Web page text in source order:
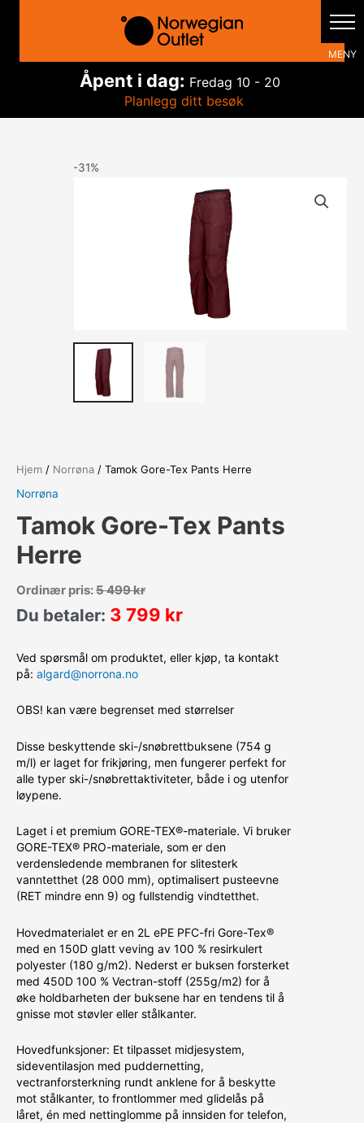
innholdet
Åpent i dag: Fredag 10 - 20
Planlegg ditt besøk
-31%
Hjem / Norrøna / Tamok Gore-Tex Pants Herre
Norrøna
Tamok Gore-Tex Pants
Herre
Ordinær pris:5 499kr
Du betaler: 3 799 kr
Ved spørsmål om produktet, eller kjøp, ta kontakt
på: algard@norrona.no
OBS! kan være begrenset med størrelser
Disse beskyttende ski-/snøbrettbuksene (754 g
m/l) er laget for frikjøring, men fungerer perfekt for
alle typer ski-/snøbrettaktiviteter, både i og utenfor
løypene.
Laget i et premium GORE-TEX®-materiale. Vi bruker
GORE-TEX® PRO-materiale, som er den
verdensledende membranen for slitesterk
vanntetthet (28 000 mm), optimalisert pusteevne
(RET mindre enn 9) og fullstendig vindtetthet.
Hovedmaterialet er en 2L ePE PFC-fri Gore-Tex®
med en 150D glatt veving av 100 % resirkulert
polyester (180 g/m2). Nederst er buksen forsterket
med 450D 100 % Vectran-stoff (255g/m2) for å
øke holdbarheten der buksene har en tendens til å
gnisse mot støvler eller stålkanter.
Hovedfunksjoner: Et tilpasset midjesystem,
sideventilasjon med puddernetting,
vectranforsterkning rundt anklene for å beskytte
mot stålkanter, to frontlommer med glidelås på
låret, én med nettinglomme på innsiden for telefon,